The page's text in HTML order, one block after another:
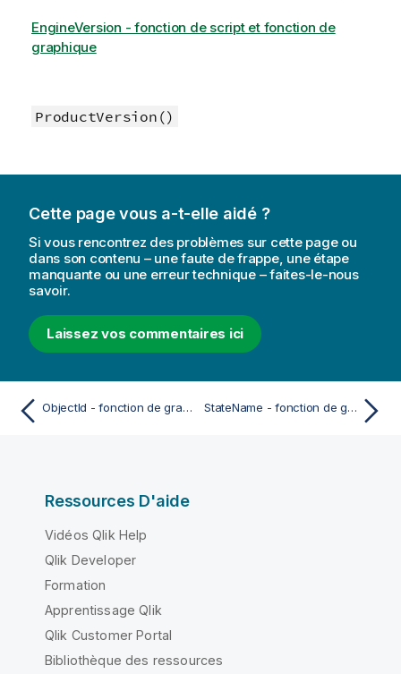
EngineVersion - fonction de script et fonction de
graphique
ProductVersion()
Cette page vous a-t-elle aidé ?
Si vous rencontrez des problèmes sur cette page ou
dans son contenu – une faute de frappe, une étape
manquante ou une erreur technique – faites-le-nous
savoir.
Laissez vos commentaires ici
ObjectId - fonction de graphique StateName - fonction de graphique
Ressources D'aide
Vidéos Qlik Help
Qlik Developer
Formation
Apprentissage Qlik
Qlik Customer Portal
Bibliothèque des ressources